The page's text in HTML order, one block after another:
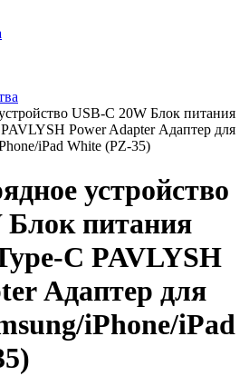
USB-C 20W Блок питания
Power Adapter Адаптер для
iPad White (PZ-35)
устройство
Блок питания
C PAVLYSH
Адаптер для
iPhone/iPad